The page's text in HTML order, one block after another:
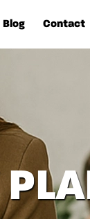
Blog Contact